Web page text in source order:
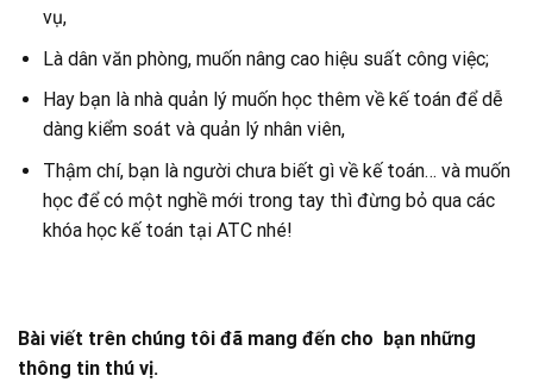
vụ,
Là dân văn phòng, muốn nâng cao hiệu suất công việc;
Hay bạn là nhà quản lý muốn học thêm về kế toán để dễ
dàng kiểm soát và quản lý nhân viên,
Thậm chí, bạn là người chưa biết gì về kế toán… và muốn
học để có một nghề mới trong tay thì đừng bỏ qua các
khóa học kế toán tại ATC nhé!
Bài viết trên chúng tôi đã mang đến cho bạn những
thông tin thú vị.